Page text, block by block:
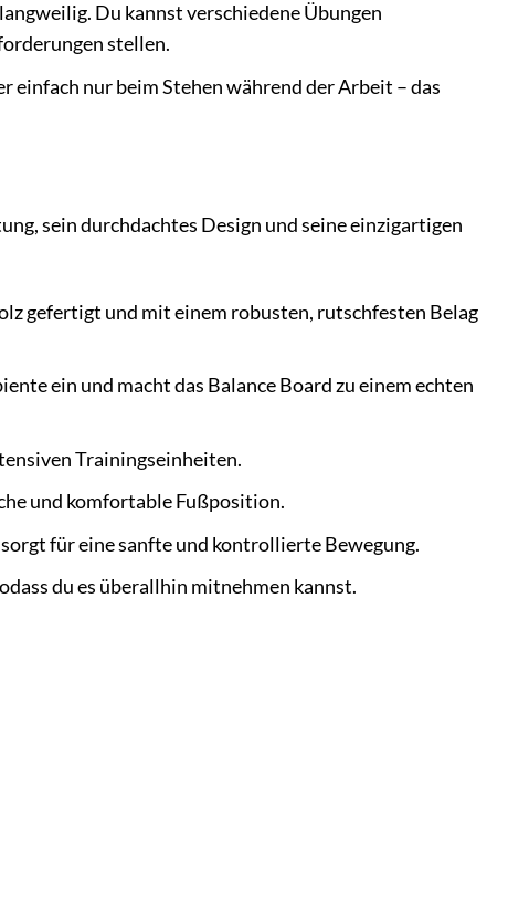
Du kannst verschiedene Übungen
stellen.
einfach nur beim Stehen während der Arbeit – das
sein durchdachtes Design und seine einzigartigen
gefertigt und mit einem robusten, rutschfesten Belag
ein und macht das Balance Board zu einem echten
Trainingseinheiten.
und komfortable Fußposition.
für eine sanfte und kontrollierte Bewegung.
du es überallhin mitnehmen kannst.